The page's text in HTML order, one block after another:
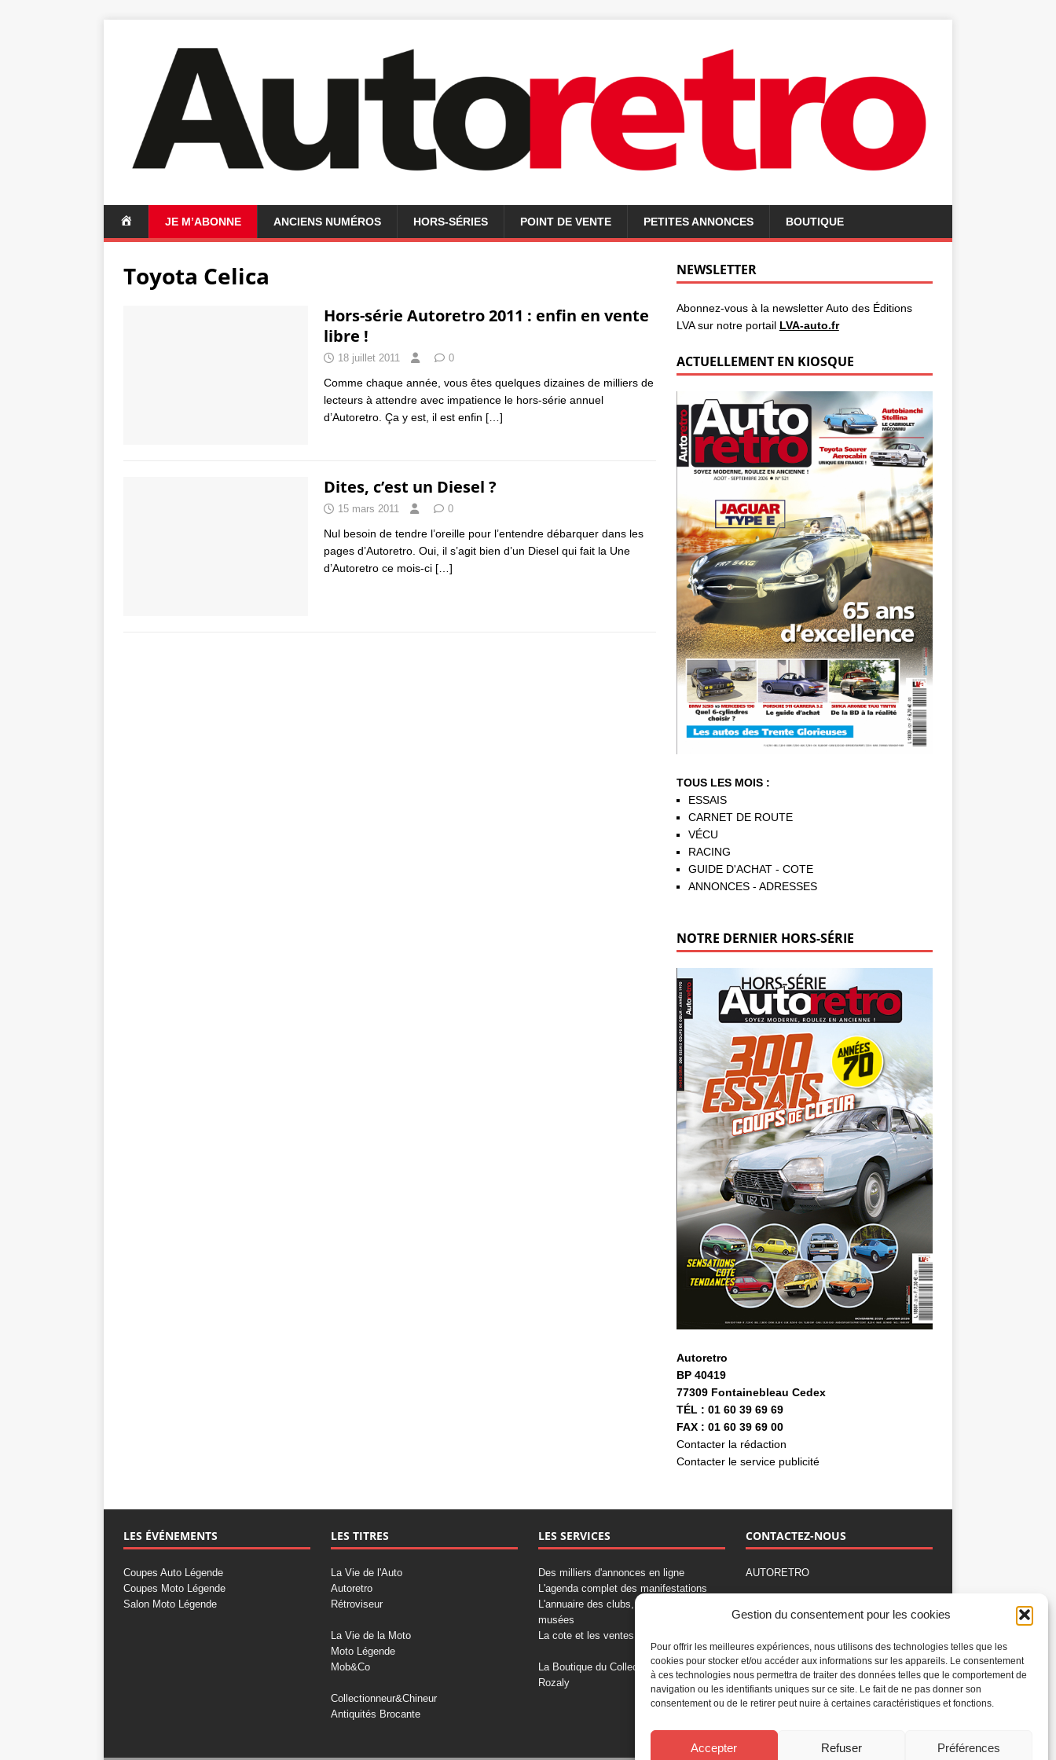
Gestion du consentement pour les cookies
Pour offrir les meilleures expériences, nous utilisons des technologies telles que les
cookies pour stocker et/ou accéder aux informations sur les appareils. Le consentement
à ces technologies nous permettra de traiter des données telles que le comportement de
navigation ou les identifiants uniques sur ce site. Le fait de ne pas donner son
consentement ou de le retirer peut nuire à certaines caractéristiques et fonctions.
Accepter Refuser Préférences
C
U
JE M’ABONNE ANCIENS NUMÉROS HORS-SÉRIES POINT DE VENTE PETITES ANNONCES BOUTIQUE
Toyota Celica
Hors-série Autoretro 2011 : enfin en vente
libre !
18 juillet 2011 0
Comme chaque année, vous êtes quelques dizaines de milliers de
lecteurs à attendre avec impatience le hors-série annuel
d’Autoretro. Ça y est, il est enfin […]
Dites, c’est un Diesel ?
15 mars 2011 0
Nul besoin de tendre l’oreille pour l’entendre débarquer dans les
pages d’Autoretro. Oui, il s’agit bien d’un Diesel qui fait la Une
d’Autoretro ce mois-ci […]
NEWSLETTER
Abonnez-vous à la newsletter Auto des Éditions
LVA sur notre portail LVA-auto.fr
ACTUELLEMENT EN KIOSQUE
TOUS LES MOIS :
ESSAIS
CARNET DE ROUTE
VÉCU
RACING
GUIDE D'ACHAT - COTE
ANNONCES - ADRESSES
NOTRE DERNIER HORS-SÉRIE
Autoretro
BP 40419
77309 Fontainebleau Cedex
TÉL : 01 60 39 69 69
FAX : 01 60 39 69 00
Contacter la rédaction
Contacter le service publicité
LES ÉVÉNEMENTS
Coupes Auto Légende
Coupes Moto Légende
Salon Moto Légende
LES TITRES
La Vie de l'Auto
Autoretro
Rétroviseur
La Vie de la Moto
Moto Légende
Mob&Co
Collectionneur&Chineur
Antiquités Brocante
LES SERVICES
Des milliers d'annonces en ligne
L'agenda complet des manifestations
L'annuaire des clubs, professionnels,
musées
La cote et les ventes aux enchères
La Boutique du Collectionneur
Rozaly
CONTACTEZ-NOUS
AUTORETRO
77309 Fontainebleau Cedex
Fax: 01 60 39 69 00
Nous contacter par email
Mentions légales
Gestion des cookies